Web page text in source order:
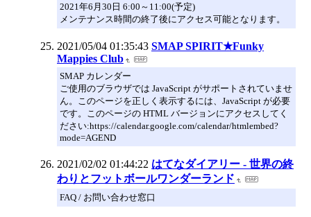
2021年6月30日 6:00～11:00(予定)
メンテナンス時間の終了後にアクセス可能となります。
2021/05/04 01:35:43 SMAP SPIRIT★Funky
Mappies Club
SMAP カレンダー
ご使用のブラウザでは JavaScript がサポートされていませ
ん。このページを正しく表示するには、JavaScript が必要
です。このページの HTML バージョンにアクセスしてく
ださい:https://calendar.google.com/calendar/htmlembed?
mode=AGEND
2021/02/02 01:44:22 はてなダイアリー - 世界の終
わりとフットボールワンダーランド
FAQ / お問い合わせ窓口